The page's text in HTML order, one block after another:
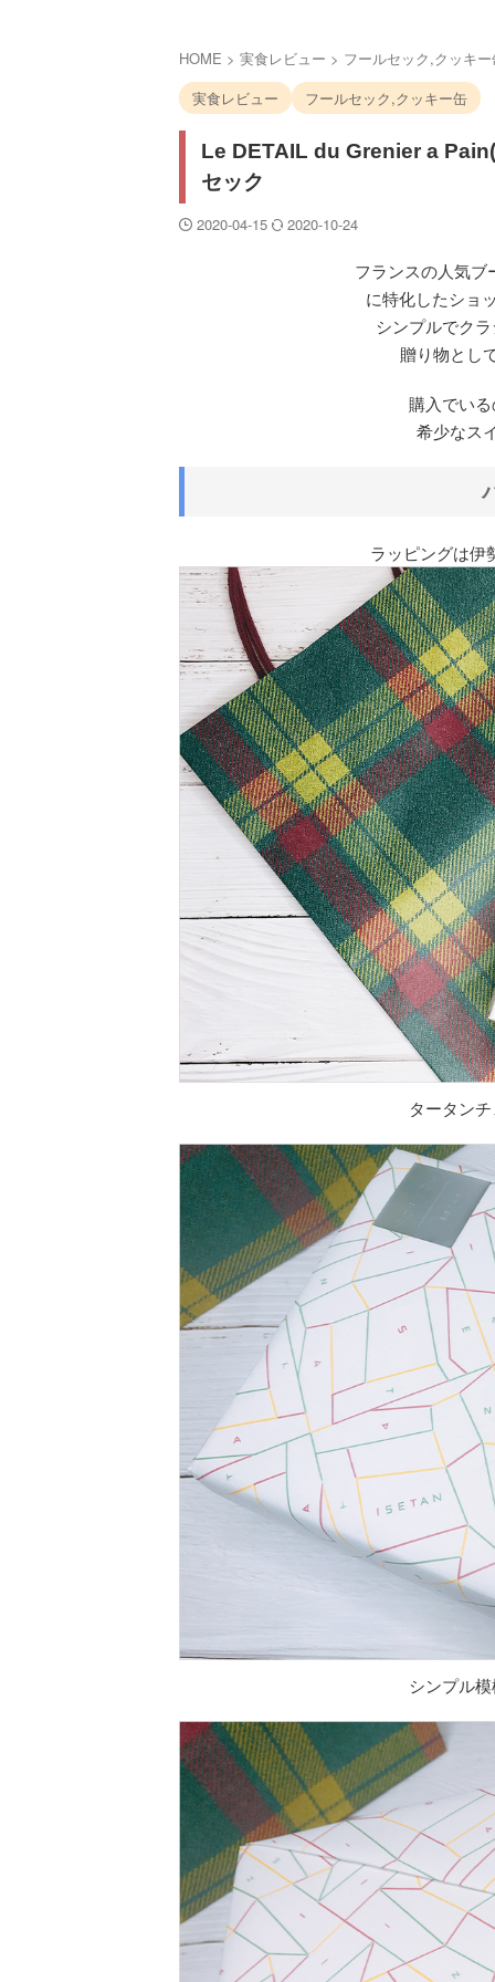
HOME > 実食レビュー > フールセック,クッキ
実食レビュー
フールセック,クッキー缶
Le DETAIL du Grenier a
セック
2020-04-15 2020-10-24
フランスの人気ブ
に特化したショ
シンプルでク
贈り物とし
購入でい
希少なス
ラッピングは伊
タータン
シンプル